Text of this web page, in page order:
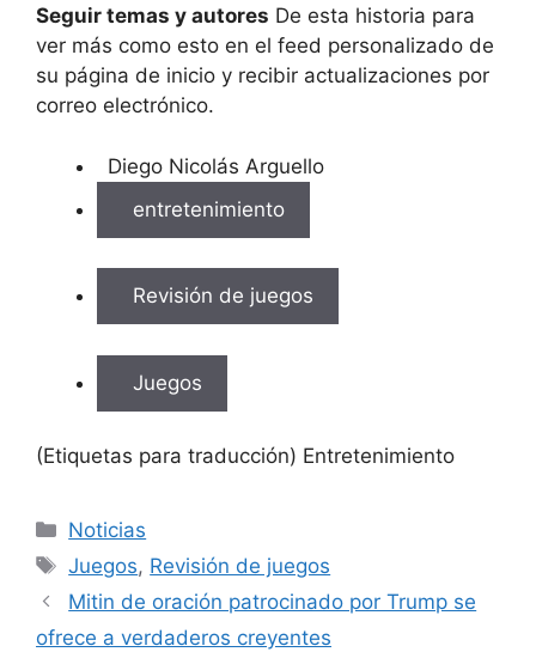
Seguir temas y autores De esta historia para
ver más como esto en el feed personalizado de
su página de inicio y recibir actualizaciones por
correo electrónico.
Diego Nicolás Arguello
entretenimiento
Revisión de juegos
Juegos
(Etiquetas para traducción) Entretenimiento
Categorías
Noticias
Etiquetas
Juegos, Revisión de juegos
Mitin de oración patrocinado por Trump se
ofrece a verdaderos creyentes